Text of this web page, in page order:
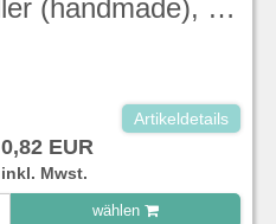
Quadratischer Teller (handmade), tief, 26,8 cm, Peppercorn Grey Stonecast - Churchill
Artikeldetails
0,82 EUR
inkl. Mwst.
wählen